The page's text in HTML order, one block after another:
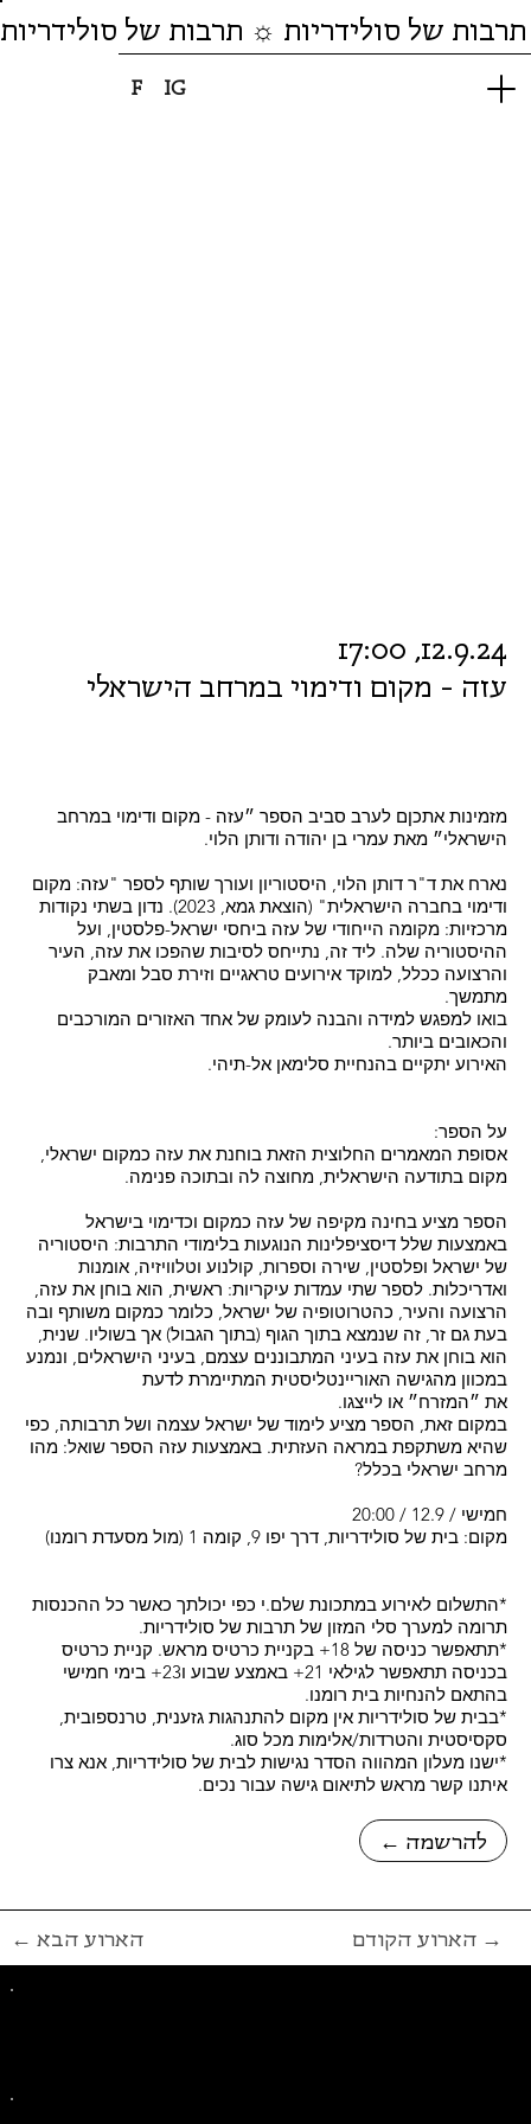
F IG
של סולידריות ☼ תרבות של סולידריות
עזה - מקום ודימוי במרחב הישראלי
← להרשמה
12.9.24, 17:00
מזמינות אתכןם לערב סביב הספר ״עזה - מקום ודימוי במרחב
הישראלי״ מאת עמרי בן יהודה ודותן הלוי.
נארח את ד"ר דותן הלוי, היסטוריון ועורך שותף לספר "עזה: מקום
ודימוי בחברה הישראלית" (הוצאת גמא, 2023). נדון בשתי נקודות
מרכזיות: מקומה הייחודי של עזה ביחסי ישראל-פלסטין, ועל
ההיסטוריה שלה. ליד זה, נתייחס לסיבות שהפכו את עזה, העיר
והרצועה ככלל, למוקד אירועים טראגיים וזירת סבל ומאבק
מתמשך.
בואו למפגש למידה והבנה לעומק של אחד האזורים המורכבים
והכאובים ביותר.
האירוע יתקיים בהנחיית סלימאן אל-תיהי.
על הספר:
אסופת המאמרים החלוצית הזאת בוחנת את עזה כמקום ישראלי,
מקום בתודעה הישראלית, מחוצה לה ובתוכה פנימה.
הספר מציע בחינה מקיפה של עזה כמקום וכדימוי בישראל
באמצעות שלל דיסציפלינות הנוגעות בלימודי התרבות: היסטוריה
של ישראל ופלסטין, שירה וספרות, קולנוע וטלוויזיה, אומנות
ואדריכלות. לספר שתי עמדות עיקריות: ראשית, הוא בוחן את עזה,
הרצועה והעיר, כהטרוטופיה של ישראל, כלומר כמקום משותף ובה
בעת גם זר, זה שנמצא בתוך הגוף (בתוך הגבול) אך בשוליו. שנית,
הוא בוחן את עזה בעיני המתבוננים עצמם, בעיני הישראלים, ונמנע
במכוון מהגישה האוריינטליסטית המתיימרת לדעת
את ״המזרח״ או לייצגו.
במקום זאת, הספר מציע לימוד של ישראל עצמה ושל תרבותה, כפי
שהיא משתקפת במראה העזתית. באמצעות עזה הספר שואל: מהו
מרחב ישראלי בכלל?
חמישי / 12.9 / 20:00
מקום: בית של סולידריות, דרך יפו 9, קומה 1 (מול מסעדת רומנו)
*התשלום לאירוע במתכונת שלם.י כפי יכולתך כאשר כל ההכנסות
תרומה למערך סלי המזון של תרבות של סולידריות.
*תתאפשר כניסה של 18+ בקניית כרטיס מראש. קניית כרטיס
בכניסה תתאפשר לגילאי 21+ באמצע שבוע ו23+ בימי חמישי
בהתאם להנחיות בית רומנו.
*בבית של סולידריות אין מקום להתנהגות גזענית, טרנספובית,
סקסיסטית והטרדות/אלימות מכל סוג.
*ישנו מעלון המהווה הסדר נגישות לבית של סולידריות, אנא צרו
איתנו קשר מראש לתיאום גישה עבור נכים.
← הארוע הבא הארוע הקודם →